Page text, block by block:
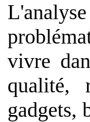
vivre
qualité,
gadgets,